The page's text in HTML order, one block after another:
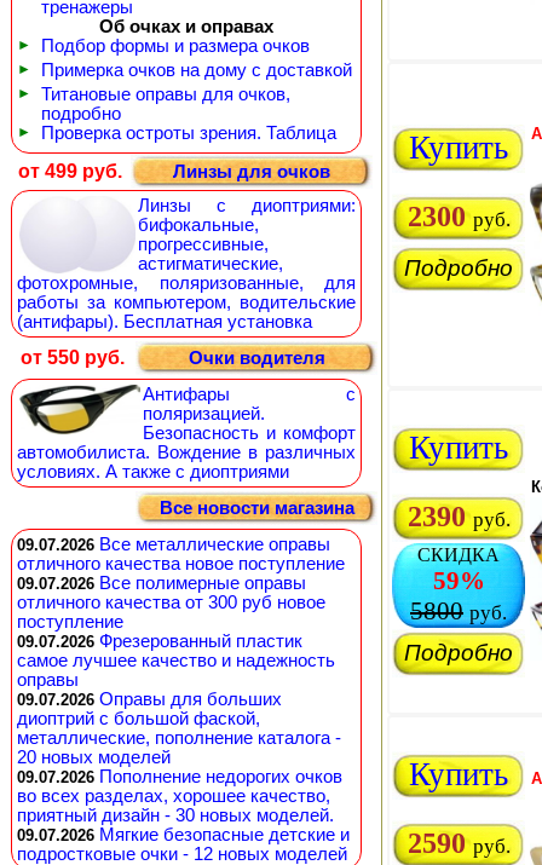
тренажеры
Об очках и оправах
► Подбор формы и размера очков
► Примерка очков на дому с доставкой
►
Титановые оправы для очков,
подробно
► Проверка остроты зрения. Таблица
от 499 руб.
Линзы для очков
Линзы с диоптриями:
бифокальные,
прогрессивные,
астигматические,
фотохромные, поляризованные, для
работы за компьютером, водительские
(антифары). Бесплатная установка
от 550 руб.
Очки водителя
Антифары с
поляризацией.
Безопасность и комфорт
автомобилиста. Вождение в различных
условиях. А также с диоптриями
Все новости магазина
09.07.2026 Все металлические оправы
отличного качества новое поступление
09.07.2026 Все полимерные оправы
отличного качества от 300 руб новое
поступление
09.07.2026 Фрезерованный пластик
самое лучшее качество и надежность
оправы
09.07.2026 Оправы для больших
диоптрий с большой фаской,
металлические, пополнение каталога -
20 новых моделей
09.07.2026 Пополнение недорогих очков
во всех разделах, хорошее качество,
приятный дизайн - 30 новых моделей.
09.07.2026 Мягкие безопасные детские и
подростковые очки - 12 новых моделей
Купить
2300 руб.
Подробно
Купить
2390 руб.
СКИДКА
59%
5800 руб.
Подробно
Купить
2590 руб.